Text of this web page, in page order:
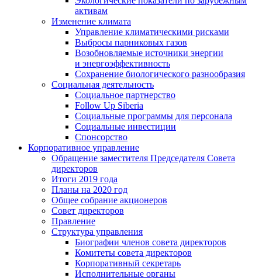
активам
Изменение климата
Управление климатическими рисками
Выбросы парниковых газов
Возобновляемые источники энергии
и энергоэффективность
Сохранение биологического разнообразия
Социальная деятельность
Социальное партнерство
Follow Up Siberia
Социальные программы для персонала
Социальные инвестиции
Спонсорство
Корпоративное управление
Обращение заместителя Председателя Совета
директоров
Итоги 2019 года
Планы на 2020 год
Общее собрание акционеров
Совет директоров
Правление
Структура управления
Биографии членов совета директоров
Комитеты совета директоров
Корпоративный секретарь
Исполнительные органы